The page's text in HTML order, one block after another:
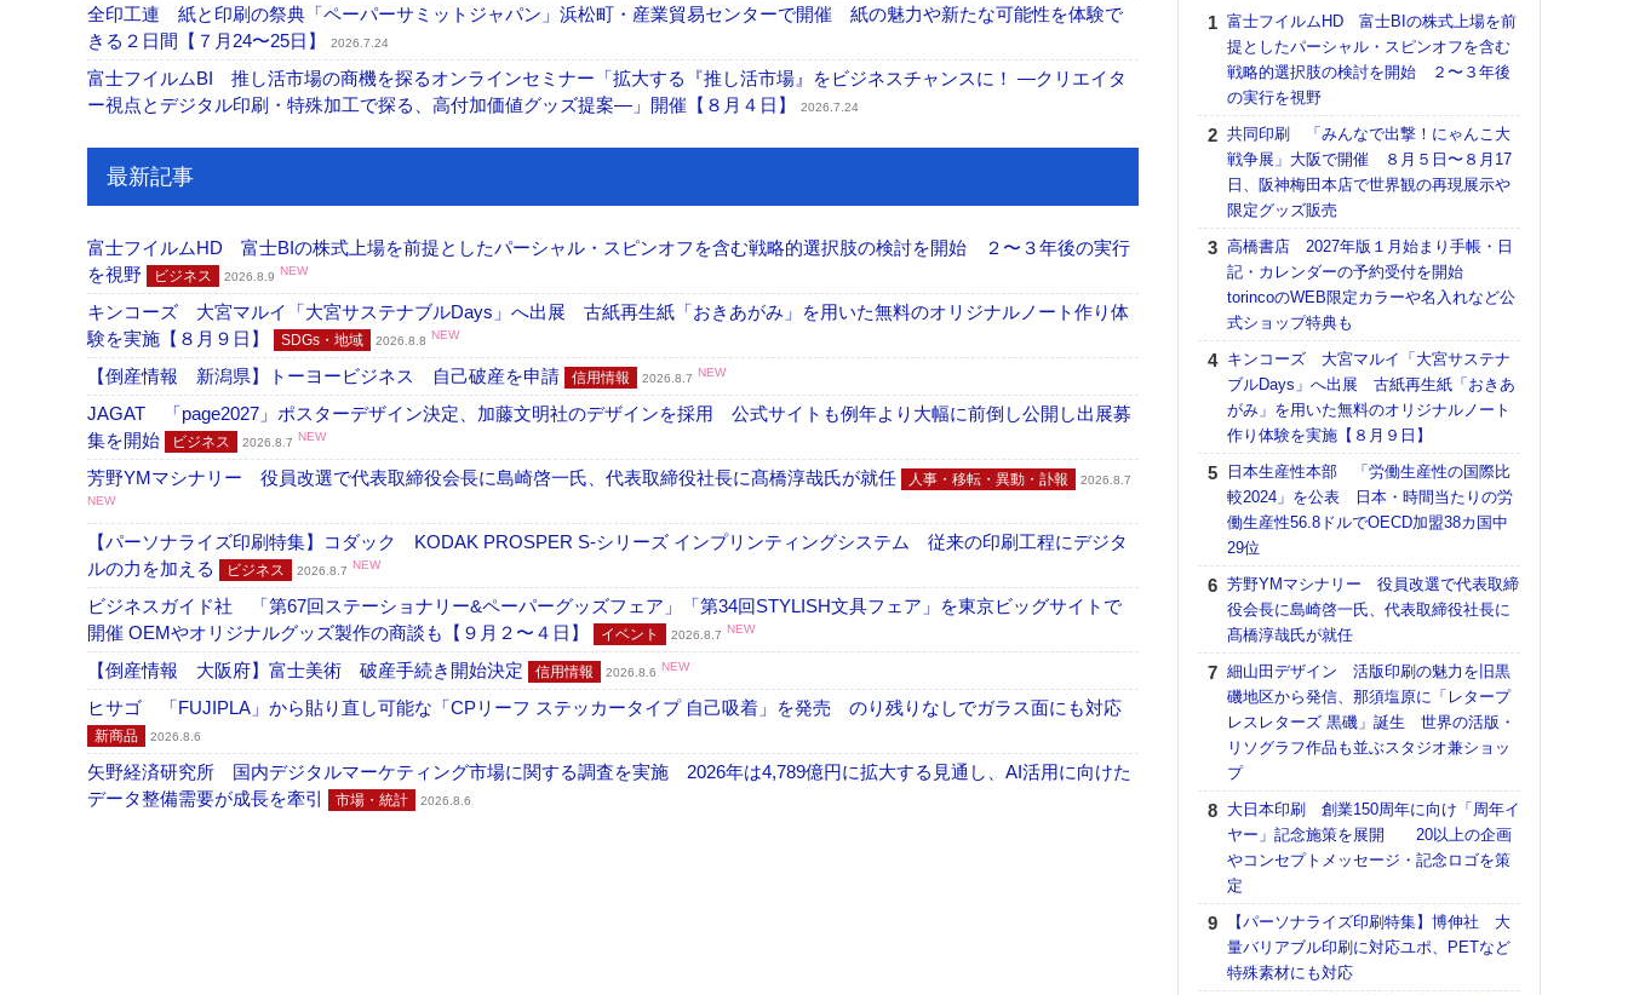
全印工連 紙と印刷の祭典「ペーパーサミットジャパン」浜松町・産業貿易センターで開催 紙の魅力や新たな可能性を体験で
きる２日間【７月24〜25日】
2026.7.24
富士フイルムBI 推し活市場の商機を探るオンラインセミナー「拡大する『推し活市場』をビジネスチャンスに！ ―クリエイタ
ー視点とデジタル印刷・特殊加工で探る、高付加価値グッズ提案―」開催【８月４日】
2026.7.24
最新記事
富士フイルムHD 富士BIの株式上場を前提としたパーシャル・スピンオフを含む戦略的選択肢の検討を開始 ２〜３年後の実行
を視野
ビジネス 2026.8.9 NEW
キンコーズ 大宮マルイ「大宮サステナブルDays」へ出展 古紙再生紙「おきあがみ」を用いた無料のオリジナルノート作り体
験を実施【８月９日】
SDGs・地域 2026.8.8 NEW
【倒産情報 新潟県】トーヨービジネス 自己破産を申請 信用情報 2026.8.7 NEW
JAGAT 「page2027」ポスターデザイン決定、加藤文明社のデザインを採用 公式サイトも例年より大幅に前倒し公開し出展募
集を開始
ビジネス 2026.8.7 NEW
芳野YMマシナリー 役員改選で代表取締役会長に島崎啓一氏、代表取締役社長に髙橋淳哉氏が就任 人事・移転・異動・訃報
2026.8.7
NEW
【パーソナライズ印刷特集】コダック KODAK PROSPER S-シリーズ インプリンティングシステム 従来の印刷工程にデジタ
ルの力を加える
ビジネス 2026.8.7 NEW
ビジネスガイド社 「第67回ステーショナリー&ペーパーグッズフェア」「第34回STYLISH文具フェア」を東京ビッグサイトで
開催 OEMやオリジナルグッズ製作の商談も【９月２〜４日】
イベント 2026.8.7 NEW
【倒産情報 大阪府】富士美術 破産手続き開始決定 信用情報 2026.8.6 NEW
ヒサゴ 「FUJIPLA」から貼り直し可能な「CPリーフ ステッカータイプ 自己吸着」を発売 のり残りなしでガラス面にも対応
新商品 2026.8.6
矢野経済研究所 国内デジタルマーケティング市場に関する調査を実施 2026年は4,789億円に拡大する見通し、AI活用に向けた
データ整備需要が成長を牽引
市場・統計 2026.8.6
富士フイルムHD 富士BIの株式上場を前
提としたパーシャル・スピンオフを含む
戦略的選択肢の検討を開始 ２〜３年後
の実行を視野
共同印刷 「みんなで出撃！にゃんこ大
戦争展」大阪で開催 ８月５日〜８月17
日、阪神梅田本店で世界観の再現展示や
限定グッズ販売
高橋書店 2027年版１月始まり手帳・日
記・カレンダーの予約受付を開始
torincoのWEB限定カラーや名入れなど公
式ショップ特典も
キンコーズ 大宮マルイ「大宮サステナ
ブルDays」へ出展 古紙再生紙「おきあ
がみ」を用いた無料のオリジナルノート
作り体験を実施【８月９日】
日本生産性本部 「労働生産性の国際比
較2024」を公表 日本・時間当たりの労
働生産性56.8ドルでOECD加盟38カ国中
29位
芳野YMマシナリー 役員改選で代表取締
役会長に島崎啓一氏、代表取締役社長に
髙橋淳哉氏が就任
細山田デザイン 活版印刷の魅力を旧黒
磯地区から発信、那須塩原に「レタープ
レスレターズ 黒磯」誕生 世界の活版・
リソグラフ作品も並ぶスタジオ兼ショッ
プ
大日本印刷 創業150周年に向け「周年イ
ヤー」記念施策を展開 20以上の企画
やコンセプトメッセージ・記念ロゴを策
定
【パーソナライズ印刷特集】博伸社 大
量バリアブル印刷に対応ユポ、PETなど
特殊素材にも対応